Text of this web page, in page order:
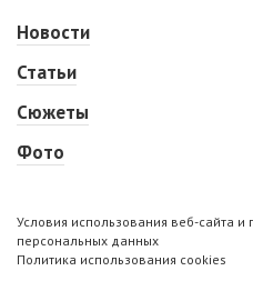
Новости
Статьи
Сюжеты
Фото
Условия использования веб-сайта
персональных данных
Политика использования cookies